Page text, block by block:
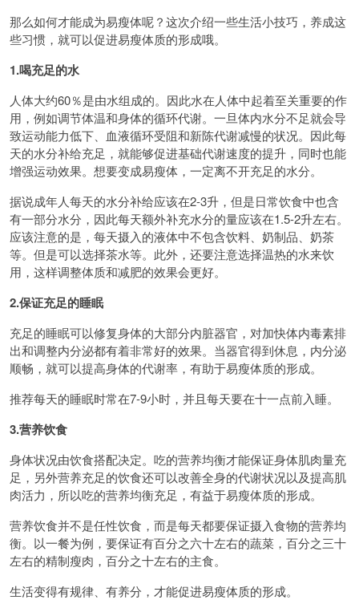
那么如何才能成为易瘦体呢？这次介绍一些生活小技巧，养成这
些习惯，就可以促进易瘦体质的形成哦。
1.喝充足的水
人体大约60％是由水组成的。因此水在人体中起着至关重要的作
用，例如调节体温和身体的循环代谢。一旦体内水分不足就会导
致运动能力低下、血液循环受阻和新陈代谢减慢的状况。因此每
天的水分补给充足，就能够促进基础代谢速度的提升，同时也能
增强运动效果。想要变成易瘦体，一定离不开充足的水分。
据说成年人每天的水分补给应该在2-3升，但是日常饮食中也含
有一部分水分，因此每天额外补充水分的量应该在1.5-2升左右。
应该注意的是，每天摄入的液体中不包含饮料、奶制品、奶茶
等。但是可以选择茶水等。此外，还要注意选择温热的水来饮
用，这样调整体质和减肥的效果会更好。
2.保证充足的睡眠
充足的睡眠可以修复身体的大部分内脏器官，对加快体内毒素排
出和调整内分泌都有着非常好的效果。当器官得到休息，内分泌
顺畅，就可以提高身体的代谢率，有助于易瘦体质的形成。
推荐每天的睡眠时常在7-9小时，并且每天要在十一点前入睡。
3.营养饮食
身体状况由饮食搭配决定。吃的营养均衡才能保证身体肌肉量充
足，另外营养充足的饮食还可以改善全身的代谢状况以及提高肌
肉活力，所以吃的营养均衡充足，有益于易瘦体质的形成。
营养饮食并不是任性饮食，而是每天都要保证摄入食物的营养均
衡。以一餐为例，要保证有百分之六十左右的蔬菜，百分之三十
左右的精制瘦肉，百分之十左右的主食。
生活变得有规律、有养分，才能促进易瘦体质的形成。